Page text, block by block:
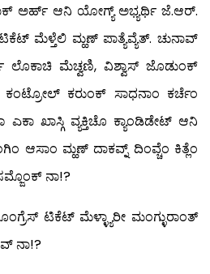
ಅರ್ಹ್ ಆನಿ ಯೋಗ್ಯ್ ಅಭ್ಯರ್ಥಿ ಜೆ.ಆರ್.
ಮೆಳ್ತೆಲಿ ಮ್ಹಣ್ ಪಾತ್ಯೆವ್ಯೆತ್. ಚುನಾವ್
ಲೊಕಾಚಿ ಮೆಚ್ವಣಿ, ವಿಶ್ವಾಸ್ ಜೊಡುಂಕ್
ಕಂಟ್ರೋಲ್ ಕರುಂಕ್ ಸಾಧನಾಂ ಕರ್ಚೆಂ
ಖಾಸ್ಗಿ ವ್ಯಕ್ತಿಚೊ ಕ್ಯಾಂಡಿಡೇಟ್ ಆನಿ
ಆಸಾಂ ಮ್ಹಣ್ ದಾಕವ್ನ್ ದಿಂವ್ಚೆಂ ಕಿತ್ಲೆಂ
ನಾ!?
ಟಿಕೆಟ್ ಮೆಳ್ಳ್ಯಾರೀ ಮಂಗ್ಳುರಾಂತ್
ನಾ!?